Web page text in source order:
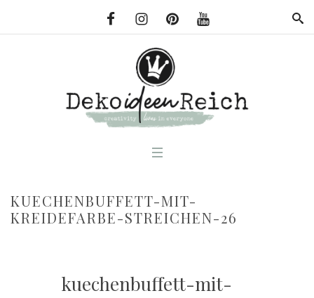
KUECHENBUFFETT-MIT-
KREIDEFARBE-STREICHEN-26
kuechenbuffett-mit-